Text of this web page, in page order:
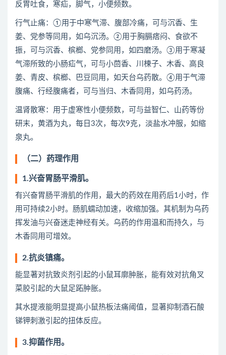
反胃吐食，寒疝，脚气，小便频数。
行气止痛：①用于中寒气滞、腹部冷痛，可与沉香、生
姜、党参等同用，如乌沉汤。②用于胸膈痞闷、食欲不
振，可与沉香、槟榔、党参同用，如四磨汤。③用于寒凝
气滞所致的小肠疝气，可与小茴香、川楝子、木香、高良
姜、青皮、槟榔、巴豆同用，如天台乌药散。④用于气滞
腹痛、行经腹痛者，可与当归、木香同用，如乌药汤。
温肾散寒：用于虚寒性小便频数，可与益智仁、山药等份
研末，黄酒为丸，每日3次，每次9克，淡盐水冲服，如缩
泉丸。
（二）药理作用
1.兴奋胃肠平滑肌。
有兴奋胃肠平滑肌的作用，最大的药效在用药后1小时，作
用可持续2小时。肠肌蠕动加速，收缩加强。其机制为乌药
挥发油与兴奋迷走神经有关。乌药的作用温和而持久，与
木香同用可增效。
2.抗炎镇痛。
能显著对抗致炎剂引起的小鼠耳廓肿胀，能有效对抗角叉
菜胶引起的大鼠足跖肿胀。
其水提液能明显提高小鼠热板法痛阈值，显著抑制酒石酸
锑钾刺激引起的扭体反应。
3.抑菌作用。